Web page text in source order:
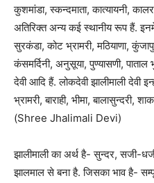
कुशमांडा, स्कन्दमाता, कात्यायनी,
अतिरिक्त अन्य कई स्थानीय रूप हैं.
सुरकंडा, कोट भ्रामरी, मठियाणा,
कंसमर्दिनी, अनुसूया, पुण्यासणी,
देवी आदि हैं. लोकदेवी झालीमाली देवी
भ्रामरी, बाराही, भीमा, बालासुन्दरी,
(Shree Jhalimali Devi)
झालीमाली का अर्थ है- सुन्दर, सजी-
झालमाल से बना है. जिसका भाव है-